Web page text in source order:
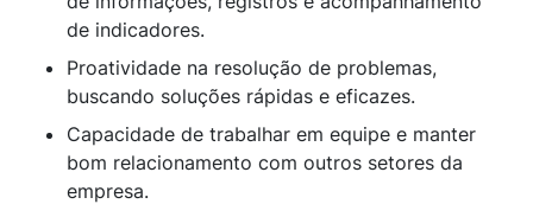
de indicadores.
Proatividade na resolução de problemas,
buscando soluções rápidas e eficazes.
Capacidade de trabalhar em equipe e manter
bom relacionamento com outros setores da
empresa.